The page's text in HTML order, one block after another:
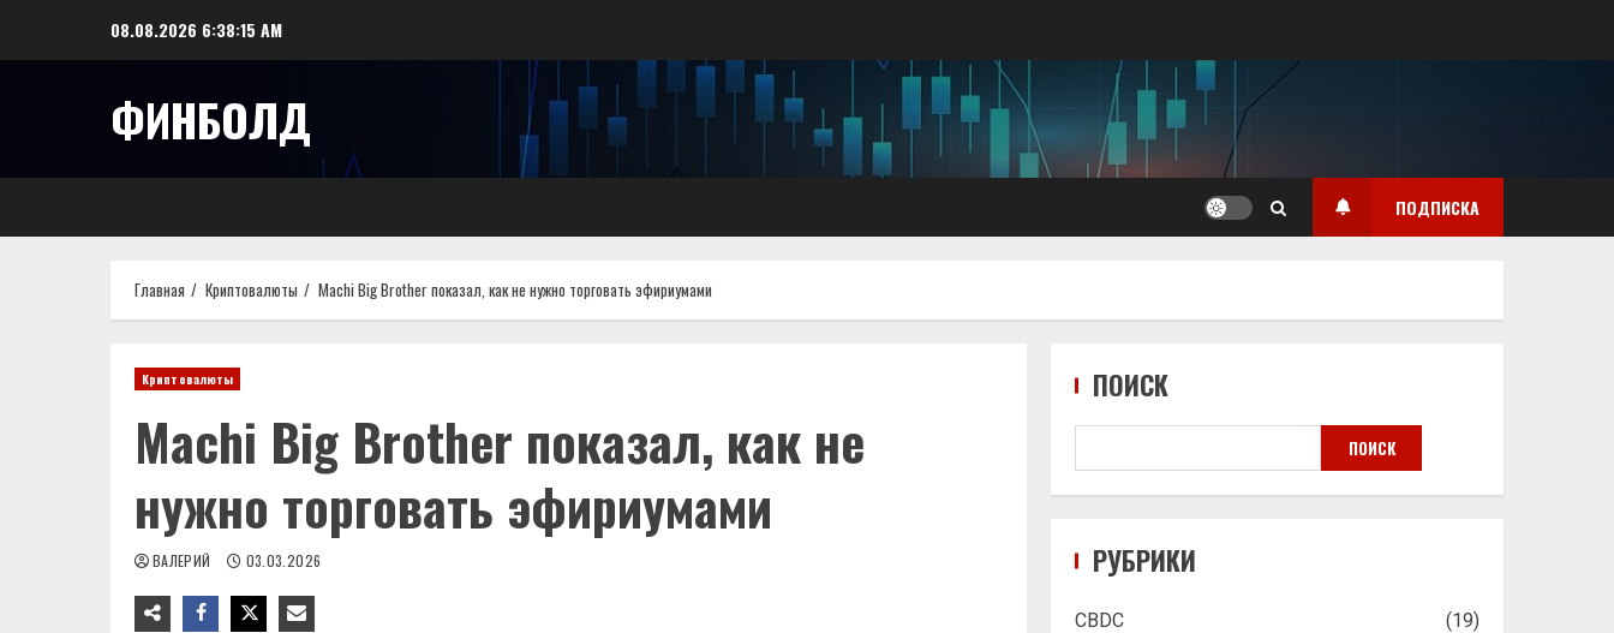
08.08.2026 6:38:16 AM
ФИНБОЛД
ПОДПИСКА
Главная Криптовалюты Machi Big Brother показал, как не нужно торговать эфириумами
Криптовалюты
Machi Big Brother показал, как не
нужно торговать эфириумами
ВАЛЕРИЙ 03.03.2026
ПОИСК
ПОИСК
РУБРИКИ
CBDC (19)